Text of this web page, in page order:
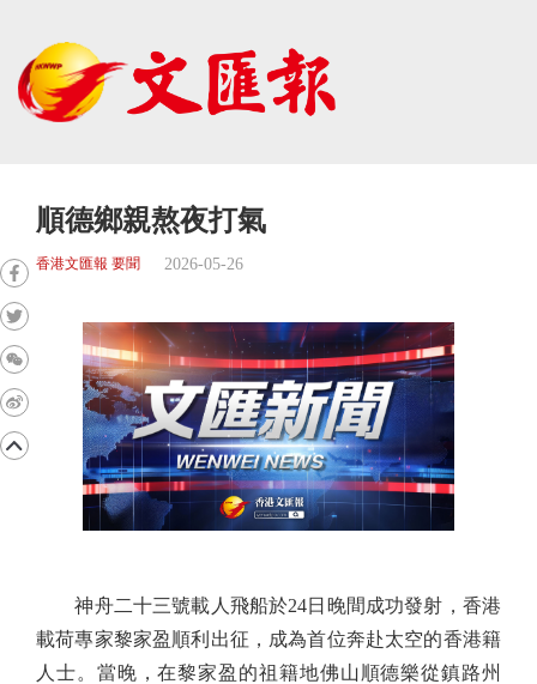
順德鄉親熬夜打氣
香港文匯報 要聞 2026-05-26
神舟二十三號載人飛船於24日晚間成功發射，香港
載荷專家黎家盈順利出征，成為首位奔赴太空的香港籍
人士。當晚，在黎家盈的祖籍地佛山順德樂從鎮路州